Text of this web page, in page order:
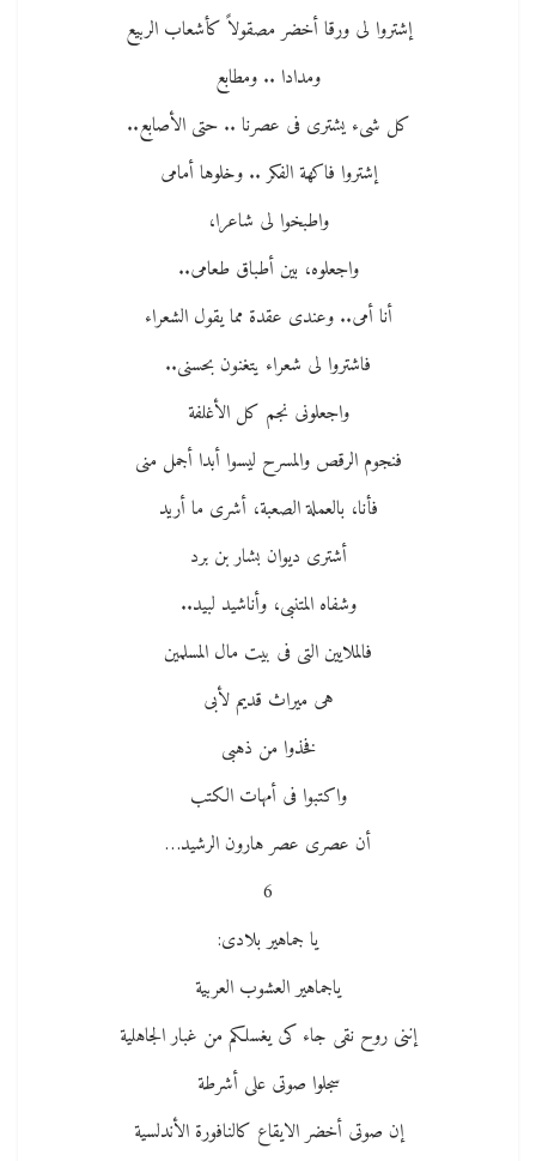
إشتروا لى ورقا أخضر مصقولاً كأشعاب الربيع
ومدادا .. ومطابع
كل شىء يشترى فى عصرنا .. حتى الأصابع..
إشتروا فاكهة الفكر .. وخلوها أمامى
واطبخوا لى شاعرا،
واجعلوه، بين أطباق طعامى..
أنا أمى.. وعندى عقدة مما يقول الشعراء
فاشتروا لى شعراء يتغنون بحسنى..
واجعلونى نجم كل الأغلفة
فنجوم الرقص والمسرح ليسوا أبدا أجمل منى
فأنا، بالعملة الصعبة، أشرى ما أريد
أشترى ديوان بشار بن برد
وشفاه المتنبى، وأناشيد لبيد..
فالملايين التى فى بيت مال المسلمين
هى ميراث قديم لأبى
فخذوا من ذهبى
واكتبوا فى أمهات الكتب
أن عصرى عصر هارون الرشيد…
6
يا جماهير بلادى:
ياجماهير العشوب العربية
إننى روح نقى جاء كى يغسلكم من غبار الجاهلية
سجلوا صوتى على أشرطة
إن صوتى أخضر الايقاع كالنافورة الأندلسية